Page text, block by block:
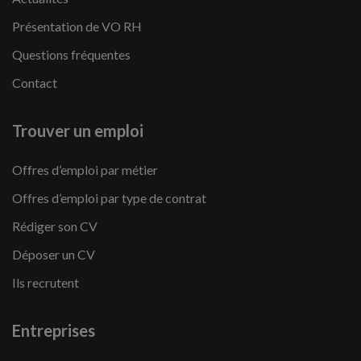
Présentation de VO RH
Questions fréquentes
Contact
Trouver un emploi
Offres d’emploi par métier
Offres d’emploi par type de contrat
Rédiger son CV
Déposer un CV
Ils recrutent
Entreprises